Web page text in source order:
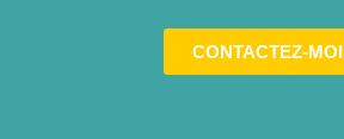
CONTACTEZ-MOI